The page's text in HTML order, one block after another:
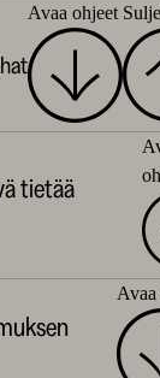
Avaa ohjeet
tietää